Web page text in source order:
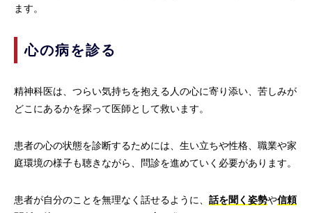
ます。
心の病を診る
精神科医は、つらい気持ちを抱える人の心に寄り添い、苦しみが
どこにあるかを探って医師として救います。
患者の心の状態を診断するためには、生い立ちや性格、職業や家
庭環境の様子も聴きながら、問診を進めていく必要があります。
患者が自分のことを無理なく話せるように、 話を聞く姿勢や信頼